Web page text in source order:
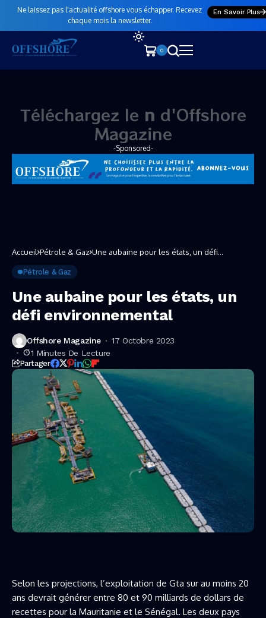
Ne laissez pas l'actualité offshore vous échapper. Recevez
chaque mois la newsletter.
En Savoir Plus
0
Téléchargez le nouv
d'Offshore Magazine
-Sponsored-
Accueil Pétrole & Gaz Une aubaine pour les états, un défi
Pétrole & Gaz
Une aubaine pour les états, un
défi environnemental
Offshore Magazine
17 Octobre 2023
1 Minutes De Lecture
Partager
Selon les projections, l’exploitation de Gta sur au moins 20
ans devrait générer entre 80 et 90 milliards de dollars de
recettes pour la Mauritanie et le Sénégal. Les deux pays